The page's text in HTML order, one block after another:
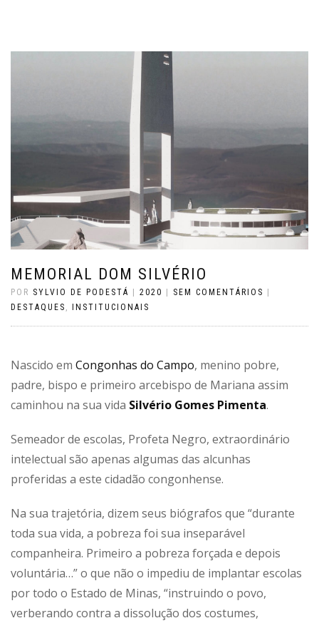
MEMORIAL DOM SILVÉRIO
POR SYLVIO DE PODESTÁ 2020 SEM COMENTÁRIOS
DESTAQUES , INSTITUCIONAIS
Nascido em Congonhas do Campo, menino pobre,
padre, bispo e primeiro arcebispo de Mariana assim
caminhou na sua vida Silvério Gomes Pimenta.
Semeador de escolas, Profeta Negro, extraordinário
intelectual são apenas algumas das alcunhas
proferidas a este cidadão congonhense.
Na sua trajetória, dizem seus biógrafos que “durante
toda sua vida, a pobreza foi sua inseparável
companheira. Primeiro a pobreza forçada e depois
voluntária…” o que não o impediu de implantar escolas
por todo o Estado de Minas, “instruindo o povo,
verberando contra a dissolução dos costumes,